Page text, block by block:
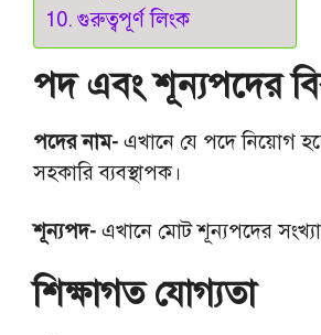
গুরুত্বপূর্ণ লিংক
পদ এবং শূন্যপদের
পদের নাম- এখানে যে পদে নিয়োগ
সহকারি ব্যবস্থাপক।
শূন্যপদ- এখানে মোট শূন্যপদের
শিক্ষাগত যোগ্যতা